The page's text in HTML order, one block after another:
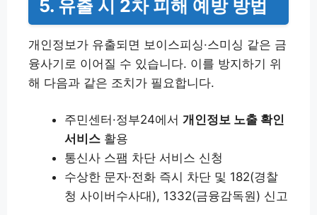
5. 유출 시 2차 피해 예방 방법
개인정보가 유출되면 보이스피싱·스미싱 같은 금
융사기로 이어질 수 있습니다. 이를 방지하기 위
해 다음과 같은 조치가 필요합니다.
주민센터·정부24에서 개인정보 노출 확인
서비스 활용
통신사 스팸 차단 서비스 신청
수상한 문자·전화 즉시 차단 및 182(경찰
청 사이버수사대), 1332(금융감독원) 신고